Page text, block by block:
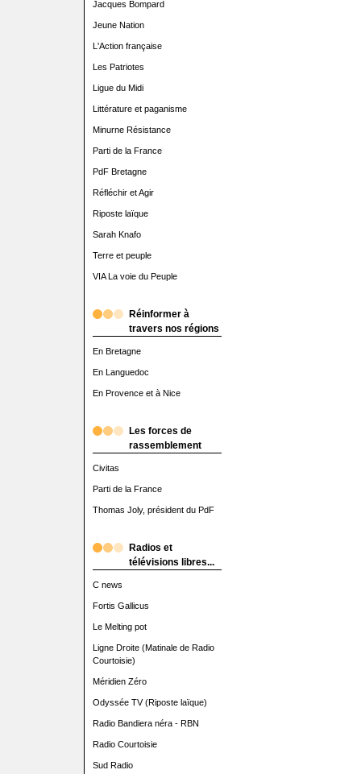
Jacques Bompard
Jeune Nation
L'Action française
Les Patriotes
Ligue du Midi
Littérature et paganisme
Minurne Résistance
Parti de la France
PdF Bretagne
Réfléchir et Agir
Riposte laïque
Sarah Knafo
Terre et peuple
VIA La voie du Peuple
Réinformer à
travers nos régions
En Bretagne
En Languedoc
En Provence et à Nice
Les forces de
rassemblement
Civitas
Parti de la France
Thomas Joly, président du PdF
Radios et
télévisions libres...
C news
Fortis Gallicus
Le Melting pot
Ligne Droite (Matinale de Radio
Courtoisie)
Méridien Zéro
Odyssée TV (Riposte laïque)
Radio Bandiera néra - RBN
Radio Courtoisie
Sud Radio